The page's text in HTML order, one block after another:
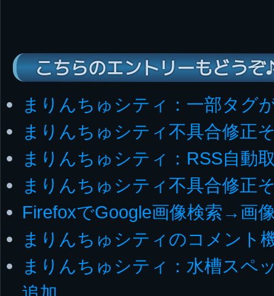
こちらのエントリーもどうぞ
まりんちゅシティ：一部タグ
まりんちゅシティ不具合修正
まりんちゅシティ：RSS自動
まりんちゅシティ不具合修正
FirefoxでGoogle画像検索→画
まりんちゅシティのコメント
まりんちゅシティ：水槽スペ